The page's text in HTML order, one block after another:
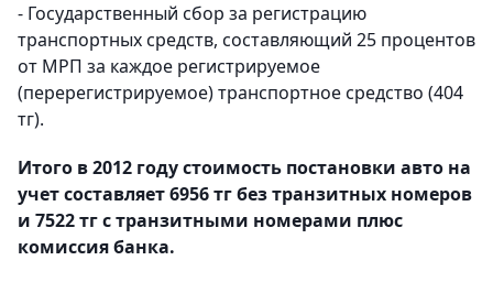
- Государственный сбор за регистрацию
транспортных средств, составляющий 25 процентов
от МРП за каждое регистрируемое
(перерегистрируемое) транспортное средство (404
тг).
Итого в 2012 году стоимость постановки авто на
учет составляет 6956 тг без транзитных номеров
и 7522 тг с транзитными номерами плюс
комиссия банка.